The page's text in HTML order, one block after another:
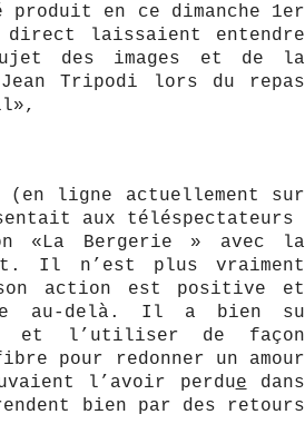
en ce dimanche 1er
laissaient entendre
des images et de la
Tripodi lors du repas
(en ligne actuellement sur
aux téléspectateurs
«La Bergerie » avec la
Il n’est plus vraiment
action est positive et
au-delà. Il a bien su
et l’utiliser de façon
pour redonner un amour
l’avoir perdue dans
bien par des retours